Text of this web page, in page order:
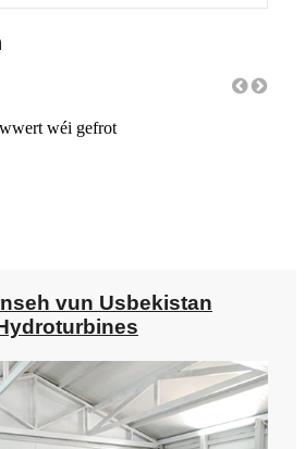
wéi gefrot
vun Usbekistan